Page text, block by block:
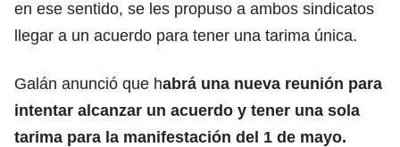
en ese sentido, se les propuso a ambos sindicatos
llegar a un acuerdo para tener una tarima única.
Galán anunció que habrá una nueva reunión para
intentar alcanzar un acuerdo y tener una sola
tarima para la manifestación del 1 de mayo.